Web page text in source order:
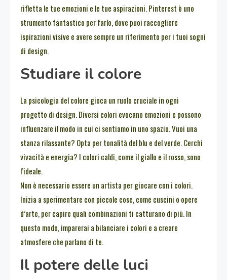
rifletta le tue emozioni e le tue aspirazioni. Pinterest è uno
strumento fantastico per farlo, dove puoi raccogliere
ispirazioni visive e avere sempre un riferimento per i tuoi sogni
di design.
Studiare il colore
La psicologia del colore gioca un ruolo cruciale in ogni
progetto di design. Diversi colori evocano emozioni e possono
influenzare il modo in cui ci sentiamo in uno spazio. Vuoi una
stanza rilassante? Opta per tonalità del blu e del verde. Cerchi
vivacità e energia? I colori caldi, come il giallo e il rosso, sono
l’ideale.
Non è necessario essere un artista per giocare con i colori.
Inizia a sperimentare con piccole cose, come cuscini o opere
d’arte, per capire quali combinazioni ti catturano di più. In
questo modo, imparerai a bilanciare i colori e a creare
atmosfere che parlano di te.
Il potere delle luci